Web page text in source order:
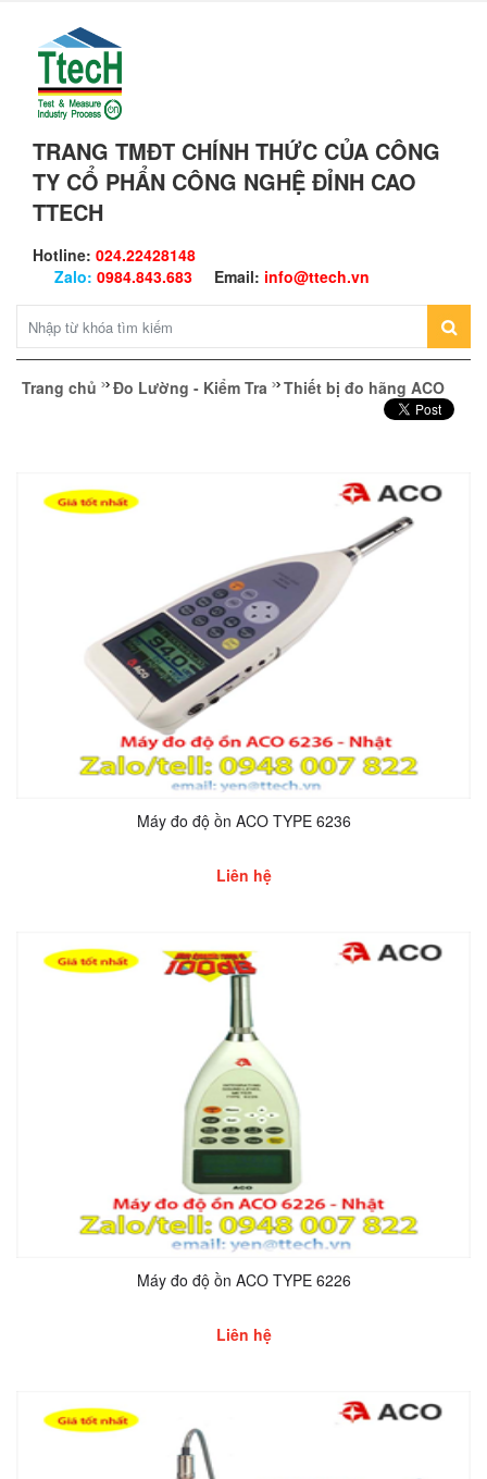
TRANG TMĐT CHÍNH THỨC CỦA CÔNG
TY CỔ PHẨN CÔNG NGHỆ ĐỈNH CAO
TTECH
Hotline: 024.22428148
Zalo: 0984.843.683 Email: info@ttech.vn
Trang chủ Đo Lường - Kiểm Tra Thiết bị đo hãng ACO
Máy đo độ ồn ACO TYPE 6236
Liên hệ
Máy đo độ ồn ACO TYPE 6226
Liên hệ